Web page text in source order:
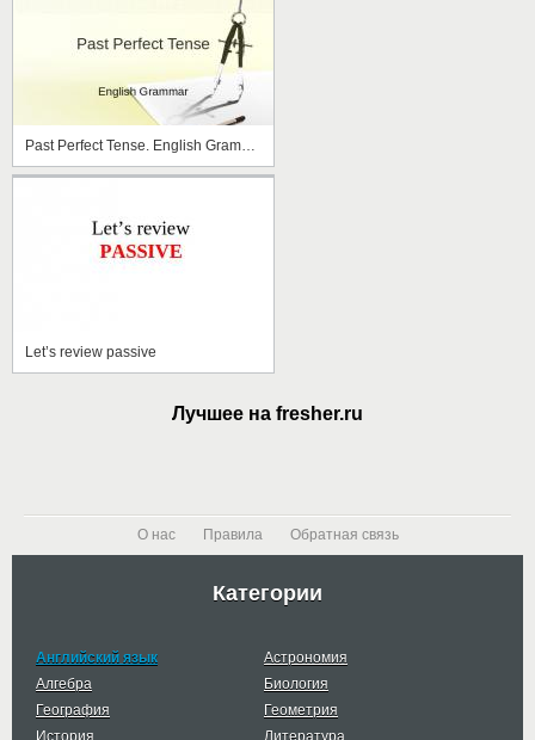
Let’s review passive
Лучшее на fresher.ru
О нас Правила Обратная связь
Категории
Английский язык
Астрономия
Алгебра
Биология
География
Геометрия
История
Литература